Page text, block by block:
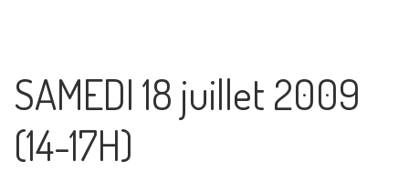
SAMEDI 18 juillet 2009
(14-17H)